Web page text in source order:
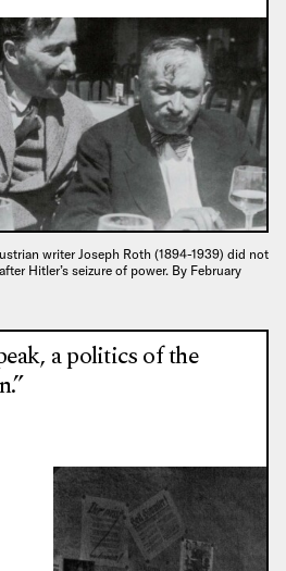
writer Joseph Roth (1894-1939) did not
Hitler’s seizure of power. By February
a politics of the